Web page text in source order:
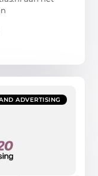
ADVERTISING